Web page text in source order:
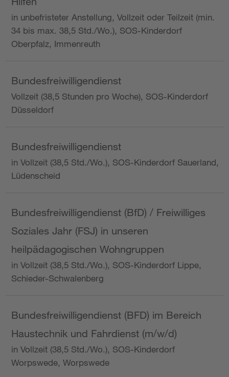
in unbefristeter Anstellung, Vollzeit oder Teilzeit (min.
34 bis max. 38,5 Std./Wo.), SOS-Kinderdorf
Oberpfalz, Immenreuth
Bundesfreiwilligendienst
Vollzeit (38,5 Stunden pro Woche), SOS-Kinderdorf
Düsseldorf
Bundesfreiwilligendienst
in Vollzeit (38,5 Std./Wo.), SOS-Kinderdorf Sauerland,
Lüdenscheid
Bundesfreiwilligendienst (BfD) / Freiwilliges
Soziales Jahr (FSJ) in unseren
heilpädagogischen Wohngruppen
in Vollzeit (38,5 Std./Wo.), SOS-Kinderdorf Lippe,
Schieder-Schwalenberg
Bundesfreiwilligendienst (BFD) im Bereich
Haustechnik und Fahrdienst (m/w/d)
in Vollzeit (38,5 Std./Wo.), SOS-Kinderdorf
Worpswede, Worpswede